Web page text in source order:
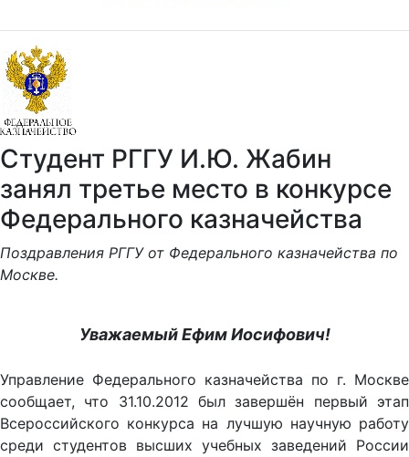
Студент РГГУ И.Ю. Жабин
занял третье место в конкурсе
Федерального казначейства
Поздравления РГГУ от Федерального казначейства по
Москве.
Уважаемый Ефим Иосифович!
Управление Федерального казначейства по г. Москве
сообщает, что 31.10.2012 был завершён первый этап
Всероссийского конкурса на лучшую научную работу
среди студентов высших учебных заведений России